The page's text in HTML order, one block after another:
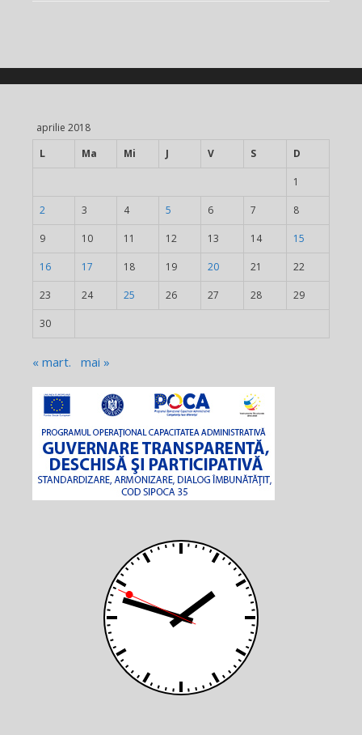
aprilie 2018
L
Ma Mi J V S D
1
2 3 4 5 6 7 8
9 10 11 12 13 14 15
16 17 18 19 20 21 22
23 24 25 26 27 28 29
30
« mart. mai »